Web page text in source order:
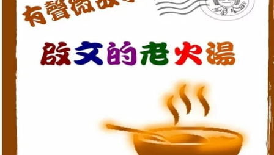
居家生活
化妝保養
電子/紙本書